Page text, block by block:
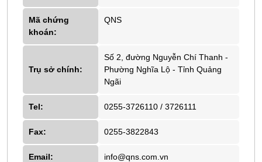
Mã chứng
khoán:
QNS
Trụ sở chính:
Số 2, đường Nguyễn Chí Thanh -
Phường Nghĩa Lộ - Tỉnh Quảng
Ngãi
Tel: 0255-3726110 / 3726111
Fax: 0255-3822843
Email: info@qns.com.vn